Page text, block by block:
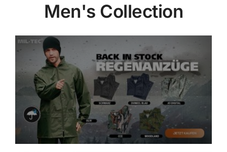
Men's Collection